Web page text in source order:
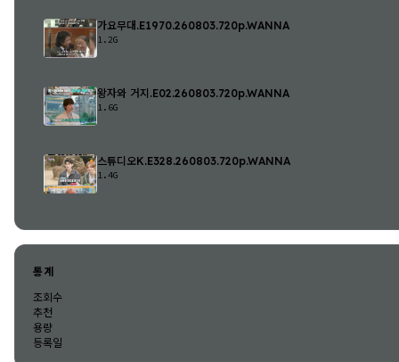
가요무대.E1970.260803.720p.WANNA
1.2G
왕자와 거지.E02.260803.720p.WANNA
1.6G
스튜디오K.E328.260803.720p.WANNA
1.4G
통계
조회수
추천
용량
등록일